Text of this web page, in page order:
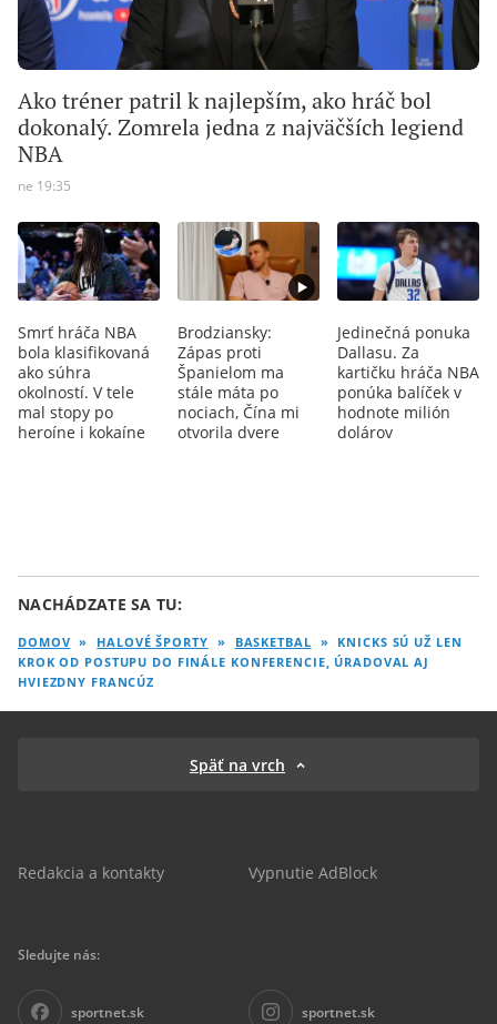
Ako tréner patril k najlepším, ako hráč bol
dokonalý. Zomrela jedna z najväčších legiend
NBA
ne 19:35
Smrť hráča NBA
bola klasifikovaná
ako súhra
okolností. V tele
mal stopy po
heroíne i kokaíne
Brodziansky:
Zápas proti
Španielom ma
stále máta po
nociach, Čína mi
otvorila dvere
Jedinečná ponuka
Dallasu. Za
kartičku hráča NBA
ponúka balíček v
hodnote milión
dolárov
NACHÁDZATE SA TU:
DOMOV » HALOVÉ ŠPORTY » BASKETBAL » KNICKS SÚ UŽ LEN
KROK OD POSTUPU DO FINÁLE KONFERENCIE, ÚRADOVAL AJ
HVIEZDNY FRANCÚZ
Späť na vrch
Redakcia a kontakty Vypnutie AdBlock
Sledujte nás:
sportnet.sk sportnet.sk